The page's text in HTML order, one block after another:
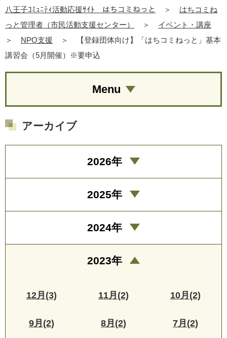
八王子ｺﾐｭﾆﾃｨ活動応援ｻｲﾄ はちコミねっと ＞
はちコミね
っと管理者（市民活動支援センター）
＞
イベント・講座
＞
NPO支援 ＞
【登録団体向け】「はちコミねっと」基本
講習会（5月開催）※要申込
Menu
アーカイブ
2026年
2025年
2024年
2023年
12月(3) 11月(2) 10月(2)
9月(2) 8月(2) 7月(2)